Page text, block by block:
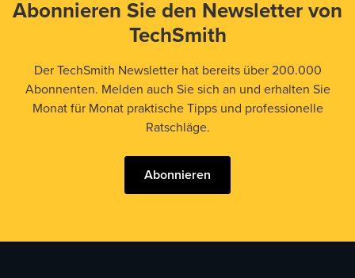
Abonnieren Sie den Newsletter von
TechSmith
Der TechSmith Newsletter hat bereits über 200.000
Abonnenten. Melden auch Sie sich an und erhalten Sie
Monat für Monat praktische Tipps und professionelle
Ratschläge.
Abonnieren